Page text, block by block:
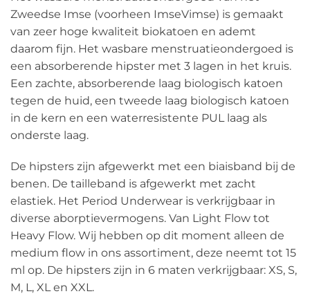
Zweedse Imse (voorheen ImseVimse) is gemaakt
van zeer hoge kwaliteit biokatoen en ademt
daarom fijn. Het wasbare menstruatieondergoed is
een absorberende hipster met 3 lagen in het kruis.
Een zachte, absorberende laag biologisch katoen
tegen de huid, een tweede laag biologisch katoen
in de kern en een waterresistente PUL laag als
onderste laag.
De hipsters zijn afgewerkt met een biaisband bij de
benen. De tailleband is afgewerkt met zacht
elastiek. Het Period Underwear is verkrijgbaar in
diverse aborptievermogens. Van Light Flow tot
Heavy Flow. Wij hebben op dit moment alleen de
medium flow in ons assortiment, deze neemt tot 15
ml op. De hipsters zijn in 6 maten verkrijgbaar: XS, S,
M, L, XL en XXL.